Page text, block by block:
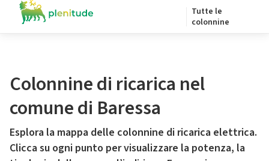
Tutte le
colonnine
Colonnine di ricarica nel
comune di Baressa
Esplora la mappa delle colonnine di ricarica elettrica.
Clicca su ogni punto per visualizzare la potenza, la